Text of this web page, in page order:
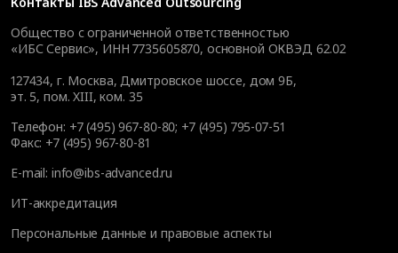
Общество с ограниченной ответственностью
«ИБС Сервис», ИНН 7735605870, основной ОКВЭД 62.02
127434, г. Москва, Дмитровское шоссе, дом 9Б,
эт. 5, пом. XIII, ком. 35
Телефон: +7 (495) 967-80-80; +7 (495) 795-07-51
Факс: +7 (495) 967-80-81
E-mail: info@ibs-advanced.ru
ИТ-аккредитация
Персональные данные и правовые аспекты